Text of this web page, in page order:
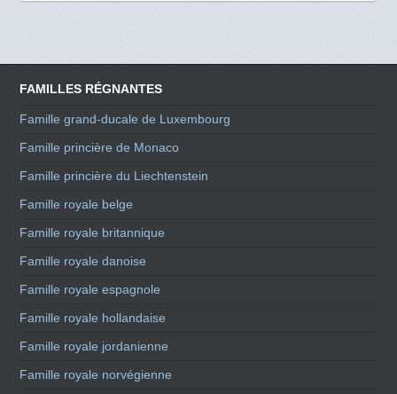
FAMILLES RÉGNANTES
Famille grand-ducale de Luxembourg
Famille princière de Monaco
Famille princière du Liechtenstein
Famille royale belge
Famille royale britannique
Famille royale danoise
Famille royale espagnole
Famille royale hollandaise
Famille royale jordanienne
Famille royale norvégienne